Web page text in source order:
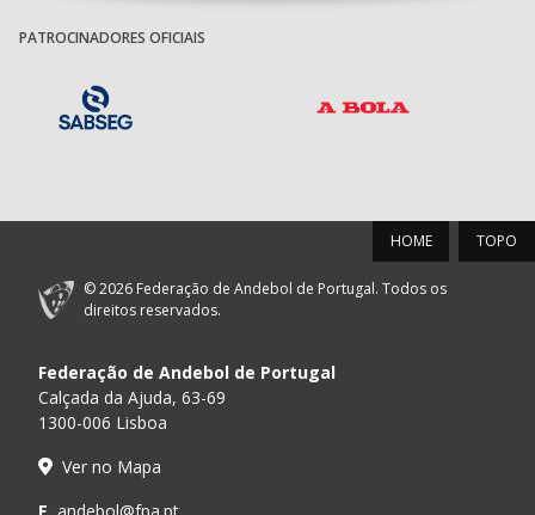
PATROCINADORES OFICIAIS
TOPO
HOME
© 2026 Federação de Andebol de Portugal. Todos os
direitos reservados.
Federação de Andebol de Portugal
Calçada da Ajuda, 63-69
1300-006 Lisboa
Ver no Mapa